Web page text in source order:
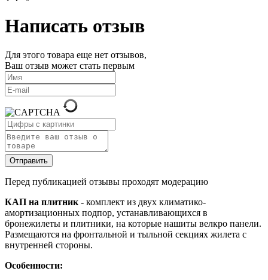
Написать отзыв
Для этого товара еще нет отзывов,
Ваш отзыв может стать первым
Отправить
Перед публикацией отзывы проходят модерацию
КАП на плитник - комплект из двух климатико-
амортизационных подпор, устанавливающихся в
бронежилеты и плитники, на которые нашиты велкро панели.
Размещаются на фронтальной и тыльной секциях жилета с
внутренней стороны.
Особенности: